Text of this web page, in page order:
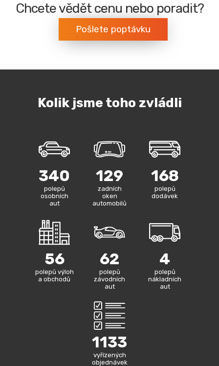
Chcete vědět cenu nebo poradit?
Pošlete poptávku
Kolik jsme toho zvládli
340
polepů
osobních
aut
129
zadních
oken
automobilů
168
polepů
dodávek
56
polepů výloh
a obchodů
62
polepů
závodních
aut
4
polepů
nákladních
aut
1133
vyřízených
objednávek